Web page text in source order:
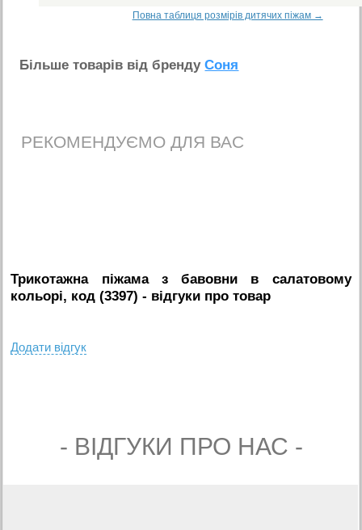
Повна таблиця розмірів дитячих піжам →
Бiльше товарiв вiд брендуСоня
РЕКОМЕНДУЄМО ДЛЯ ВАС
Трикотажна піжама з бавовни в салатовому
кольорі, код (3397) - вiдгуки про товар
Додати вiдгук
- ВIДГУКИ ПРО НАС -